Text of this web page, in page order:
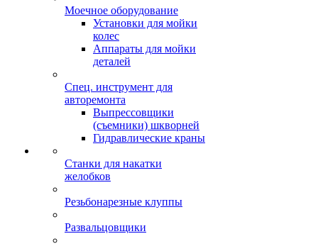
Моечное оборудование
Установки для мойки
колес
Аппараты для мойки
деталей
Спец. инструмент для
авторемонта
Выпрессовщики
(съемники) шкворней
Гидравлические краны
Станки для накатки
желобков
Резьбонарезные клуппы
Развальцовщики